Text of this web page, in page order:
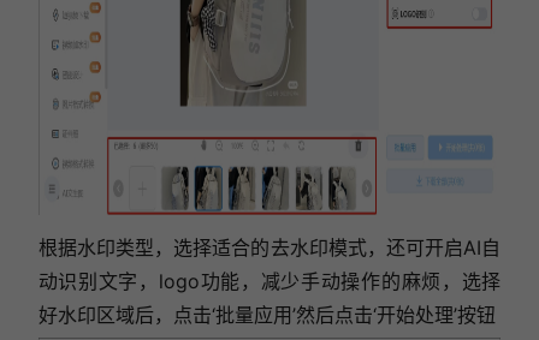
根据水印类型，选择适合的去水印模式，还可开启AI自
动识别文字，logo功能，减少手动操作的麻烦，选择
好水印区域后，点击‘批量应用’然后点击‘开始处理’按钮